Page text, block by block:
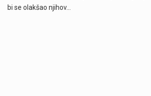
bi se olakšao njihov…